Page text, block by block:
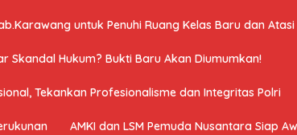
untuk Penuhi Ruang Kelas Baru dan Atasi
Hukum? Bukti Baru Akan Diumumkan!
Tekankan Profesionalisme dan Integritas Polri
AMKI dan LSM Pemuda Nusantara Siap